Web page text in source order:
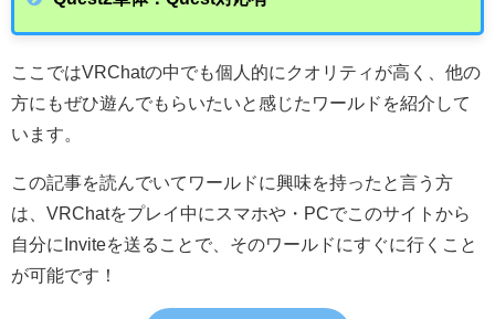
ここではVRChatの中でも個人的にクオリティが高く、他の
方にもぜひ遊んでもらいたいと感じたワールドを紹介して
います。
この記事を読んでいてワールドに興味を持ったと言う方
は、VRChatをプレイ中にスマホや・ PCでこのサイトから
自分に Inviteを送ることで、そのワールドにすぐに行くこと
が可能です！